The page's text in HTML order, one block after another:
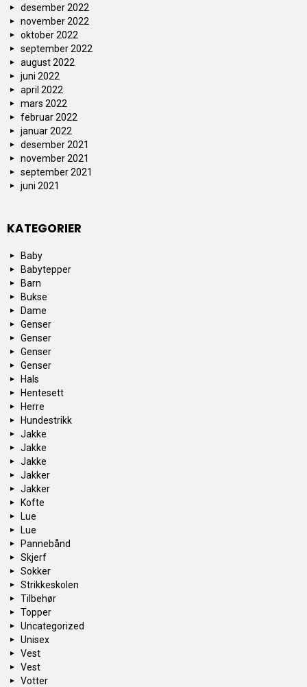
desember 2022
november 2022
oktober 2022
september 2022
august 2022
juni 2022
april 2022
mars 2022
februar 2022
januar 2022
desember 2021
november 2021
september 2021
juni 2021
KATEGORIER
Baby
Babytepper
Barn
Bukse
Dame
Genser
Genser
Genser
Genser
Hals
Hentesett
Herre
Hundestrikk
Jakke
Jakke
Jakke
Jakker
Jakker
Kofte
Lue
Lue
Pannebånd
Skjerf
Sokker
Strikkeskolen
Tilbehør
Topper
Uncategorized
Unisex
Vest
Vest
Votter